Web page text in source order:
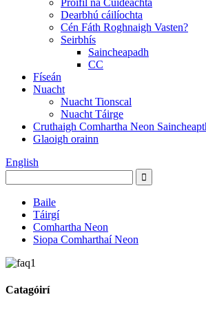
Próifíl na Cuideachta
Dearbhú cáilíochta
Cén Fáth Roghnaigh Vasten?
Seirbhís
Saincheapadh
CC
Físeán
Nuacht
Nuacht Tionscal
Nuacht Táirge
Cruthaigh Comhartha Neon
Glaoigh orainn
English
Baile
Táirgí
Comhartha Neon
Siopa Comharthaí Neon
Catagóirí